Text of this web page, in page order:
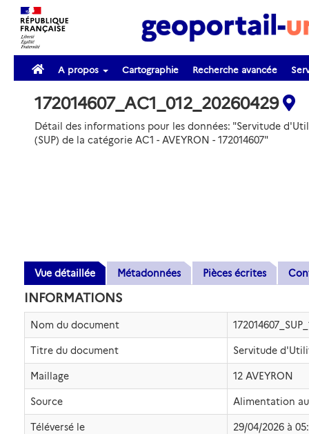
A propos Cartographie Recherche avancée
172014607_AC1_012_20260429
Détail des informations pour les données: "Servitude
(SUP) de la catégorie AC1 - AVEYRON - 172014607"
Vue détaillée Métadonnées Pièces écrites
INFORMATIONS
Nom du document
Titre du document Servitude
Maillage 12 AVEYRON
Source Alimentation
Téléversé le 29/04/2026 à